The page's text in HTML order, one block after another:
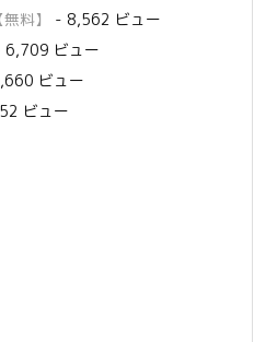
料】
- 8,562 ビュー
6,709 ビュー
ビュー
ビュー